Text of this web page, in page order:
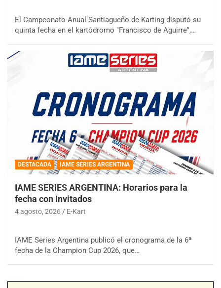
El Campeonato Anual Santiagueño de Karting disputó su
quinta fecha en el kartódromo "Francisco de Aguirre",…
DESTACADA IAME SERIES ARGENTINA
IAME SERIES ARGENTINA: Horarios para la
fecha con Invitados
4 agosto, 2026 E-Kart
IAME Series Argentina publicó el cronograma de la 6ª
fecha de la Champion Cup 2026, que…